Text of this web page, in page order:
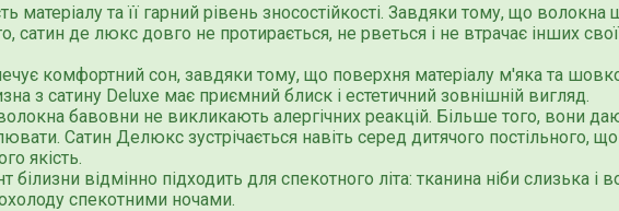
матеріалу та її гарний рівень зносостійкості. Завдяки тому, що
сатин де люкс довго не протирається, не рветься і не втрачає інших
комфортний сон, завдяки тому, що поверхня матеріалу м'яка та
з сатину Deluxe має приємний блиск і естетичний зовнішній вигляд.
бавовни не викликають алергічних реакцій. Більше того, вони
Сатин Делюкс зустрічається навіть серед дитячого постільного,
якість.
білизни відмінно підходить для спекотного літа: тканина ніби слизька і
спекотними ночами.